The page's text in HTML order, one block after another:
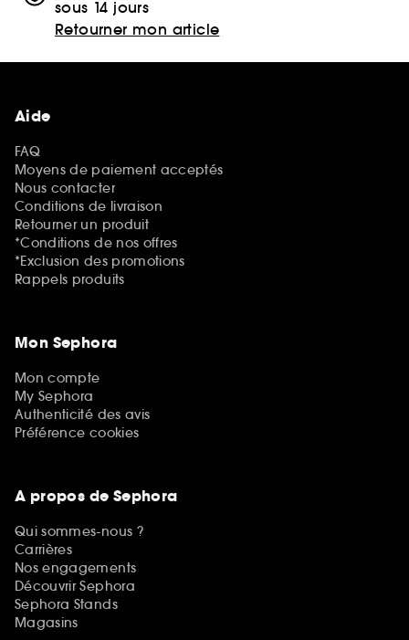
sous 14 jours
Retourner mon article
Aide
FAQ
Moyens de paiement acceptés
Nous contacter
Conditions de livraison
Retourner un produit
*Conditions de nos offres
*Exclusion des promotions
Rappels produits
Mon Sephora
Mon compte
My Sephora
Authenticité des avis
Préférence cookies
A propos de Sephora
Qui sommes-nous ?
Carrières
Nos engagements
Découvrir Sephora
Sephora Stands
Magasins